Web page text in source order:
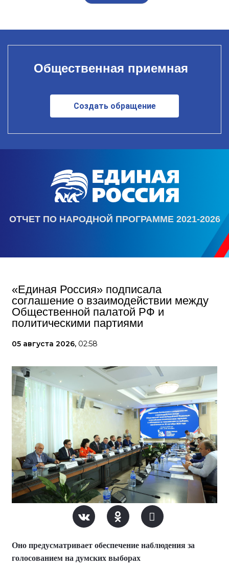
Общественная приемная
Создать обращение
ОТЧЕТ ПО НАРОДНОЙ ПРОГРАММЕ 2021-2026
«Единая Россия» подписала
соглашение о взаимодействии между
Общественной палатой РФ и
политическими партиями
05 августа 2026, 02:58
Оно предусматривает обеспечение наблюдения за
голосованием на думских выборах